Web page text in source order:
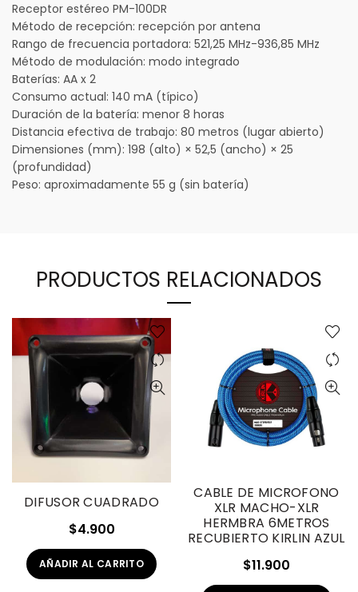
Receptor estéreo PM-100DR
Método de recepción: recepción por antena
Rango de frecuencia portadora: 521,25 MHz-936,85 MHz
Método de modulación: modo integrado
Baterías: AA x 2
Consumo actual: 140 mA (típico)
Duración de la batería: menor 8 horas
Distancia efectiva de trabajo: 80 metros (lugar abierto)
Dimensiones (mm): 198 (alto) × 52,5 (ancho) × 25
(profundidad)
Peso: aproximadamente 55 g (sin batería)
PRODUCTOS RELACIONADOS
DIFUSOR CUADRADO
$4.900
AÑADIR AL CARRITO
CABLE DE MICROFONO
XLR MACHO-XLR
HERMBRA 6METROS
RECUBIERTO KIRLIN AZUL
$11.900